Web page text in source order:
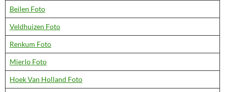
Beilen Foto
Veldhuizen Foto
Renkum Foto
Mierlo Foto
Hoek Van Holland Foto